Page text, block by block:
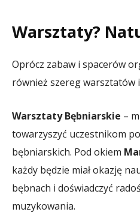
Warsztaty?
Oprócz zabaw i spacerów
również szereg warsztatów
Warsztaty Bębniarskie –
towarzyszyć uczestnikom
bębniarskich. Pod okiem
każdy będzie miał okazję
bębnach i doświadczyć
muzykowania.